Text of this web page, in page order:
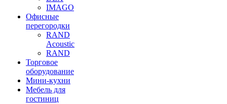
IMAGO
Офисные
перегородки
RAND
Acoustic
RAND
Торговое
оборудование
Мини-кухни
Мебель для
гостиниц